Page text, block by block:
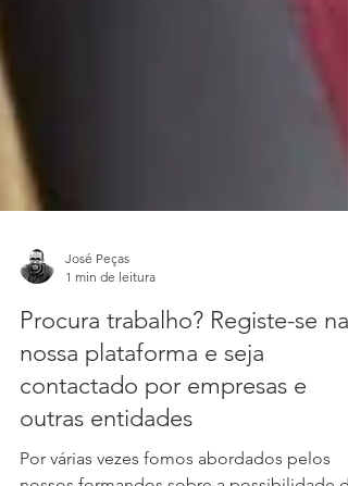
José Peças
1 min de leitura
Procura trabalho? Registe-se na
nossa plataforma e seja
outras entidades